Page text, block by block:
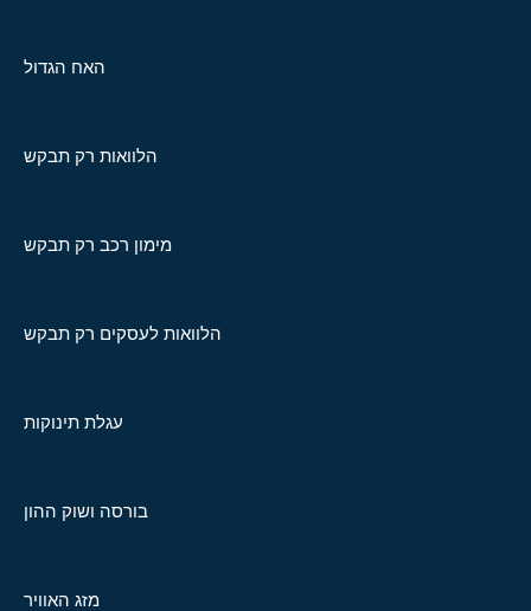
האח הגדול
הלוואות רק תבקש
מימון רכב רק תבקש
הלוואות לעסקים רק תבקש
עגלת תינוקות
בורסה ושוק ההון
מזג האוויר